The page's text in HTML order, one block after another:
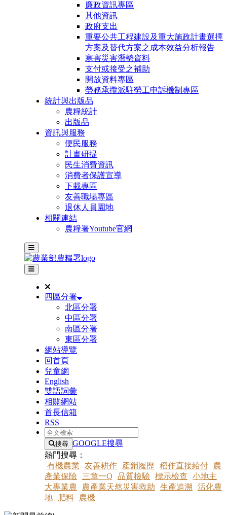
廉政資訊專區
其他資訊
政府支出
重要公共工程建設及重大施政計畫選擇
方案及替代方案之成本效益分析報告
寒害災害潛勢資料
支付或接受之補助
開放資料專區
勞務承攬派駐勞工申訴機制專區
統計與出版品
農糧統計
出版品
資訊與服務
便民服務
計畫研提
民生消費資訊
消費者保護宣導
下載專區
友善職場專區
退休人員園地
相關連結
農糧署Youtube官網
主選單
其他網站選單
四區分署
北區分署
中區分署
南區分署
東區分署
網站導覽
回首頁
兒童網
English
雙語詞彙
相關網站
首長信箱
RSS
全文檢索
搜尋 GOOGLE搜尋
熱門搜尋：
有機農業
友善耕作 產銷履歷 稻作直接給付
農
產業保險
三章一Q 品質檢驗 標示檢查
小地主
大專業農
農產業天然災害救助 生產追溯
活化農
地
肥料 農機